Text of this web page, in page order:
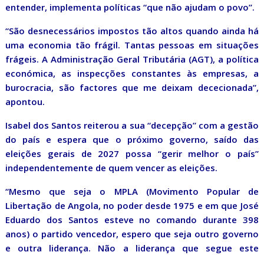
entender, implementa políticas “que não ajudam o povo”.
“São desnecessários impostos tão altos quando ainda há
uma economia tão frágil. Tantas pessoas em situações
frágeis. A Administração Geral Tributária (AGT), a política
económica, as inspecções constantes às empresas, a
burocracia, são factores que me deixam dececionada”,
apontou.
Isabel dos Santos reiterou a sua “decepção” com a gestão
do país e espera que o próximo governo, saído das
eleições gerais de 2027 possa “gerir melhor o país”
independentemente de quem vencer as eleições.
“Mesmo que seja o MPLA (Movimento Popular de
Libertação de Angola, no poder desde 1975 e em que José
Eduardo dos Santos esteve no comando durante 398
anos) o partido vencedor, espero que seja outro governo
e outra liderança. Não a liderança que segue este